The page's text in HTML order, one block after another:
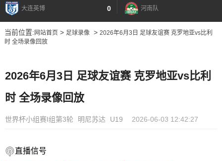
大连英博 0 河南队
当前位置: 网站首页> 足球录像 > 2026年6月3日 足球友谊赛 克罗地亚vs比利
时 全场录像回放
2026年6月3日 足球友谊赛 克罗地亚vs比利
时 全场录像回放
世界杯小组赛I组第3轮 明尼苏达 U19 2026-06-03 12:42:27
直播信号